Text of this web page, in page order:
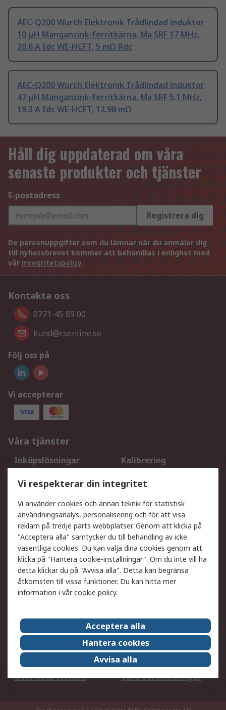
AEC-Q200 Wurth Elektronik Trådlindad induktor
10 μH Manganzink-ferritkärna, Ma SRF 17 MHz,
20.6 A Idc WE-HCFT, 5 mΩ Rdc
AEC-Q200 Wurth Elektronik Trådlindad induktor
47 μH Manganzink-ferritkärna, Ma SRF 5.1 MHz,
19.3 A Idc WE-HCFT, 12.98 mΩ
Håll dig uppdaterad om våra
senaste produkter och tjänster
E-postadress
Registrera dig
De personuppgifter som du lämnar när du anmäler dig
till nyhetsbrevet kommer att behandlas i enlighet med
vår integritetspolicy.
Kontakta oss
0771-45 89 00
kund@rsonline.se
Följ oss på
Vi accepterar
Våra tjänster
Inköpslösningar
Kalibrering
DesignSpark
Teknisk Support
Ditt lokala säljteam
Exportlösningar
Support
Få hjälp
Retur av varor
Leverans
Spåra din order
Begär en fakturakopi
Fördelar med RS-konto
Betalningsalternativ
Om RS
Försäljningsvillkor
Det juridiska
Press Centre
Jobba hos RS
ESG
Över hela världen
Våra certificeringar
Vi respekterar din integritet
Vi använder cookies och annan teknik för statistisk
användningsanalys, personalisering och för att visa
reklam på tredje parts webbplatser. Genom att klicka på
"Acceptera alla" samtycker du till behandling av icke
väsentliga cookies. Du kan välja dina cookies genom att
klicka på "Hantera cookie-inställningar". Om du inte vill ha
detta klickar du på "Avvisa alla". Detta kan begränsa
åtkomsten till vissa funktioner. Du kan hitta mer
information i vårcookie policy.
Acceptera alla
Hantera cookies
Avvisa alla